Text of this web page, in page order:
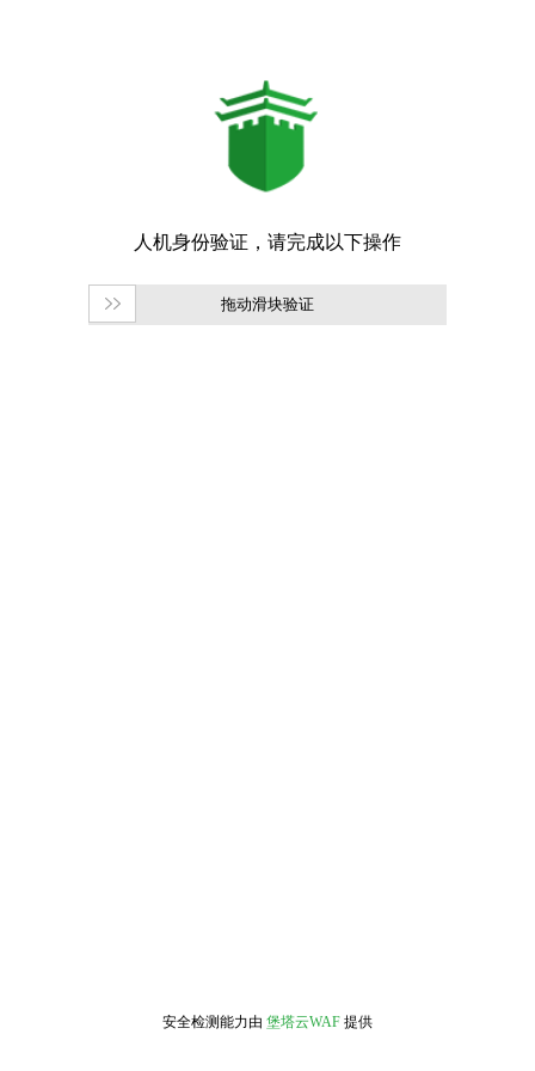
拖动滑块验证
安全检测能力由 堡塔云WAF 提供